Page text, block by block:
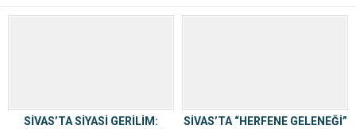
SİVAS’TA SİYASİ GERİLİM:
SİVAS’TA “HERFENE GELENEĞİ”